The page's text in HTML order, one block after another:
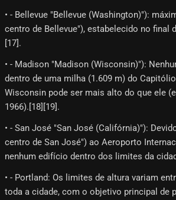
• - Bellevue "Bellevue (Washington)"):
centro de Bellevue"), estabelecido no final
[17]​.
• - Madison "Madison (Wisconsin)"):
dentro de uma milha (1.609 m) do
Wisconsin pode ser mais alto do que ele
1966).[18]​[19]​.
• - San José "San José (Califórnia)"):
centro de San José") ao Aeroporto
nenhum edifício dentro dos limites da
• - Portland: Os limites de altura variam
toda a cidade, com o objetivo principal de